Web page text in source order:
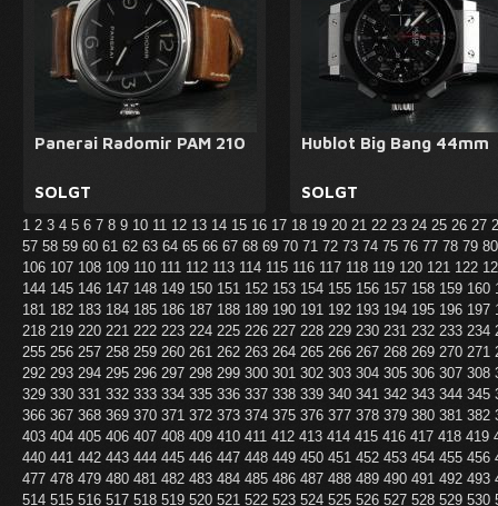
Panerai Radomir PAM 210
SOLGT
Hublot Big Bang 44mm
SOLGT
1 2 3 4 5 6 7 8 9 10 11 12 13 14 15 16 17 18 19 20 21 22 23 24 25 26 27
57 58 59 60 61 62 63 64 65 66 67 68 69 70 71 72 73 74 75 76 77 78 79
106 107 108 109 110 111 112 113 114 115 116 117 118 119 120 121 122
144 145 146 147 148 149 150 151 152 153 154 155 156 157 158 159 160
181 182 183 184 185 186 187 188 189 190 191 192 193 194 195 196 197
218 219 220 221 222 223 224 225 226 227 228 229 230 231 232 233 234
255 256 257 258 259 260 261 262 263 264 265 266 267 268 269 270 271
292 293 294 295 296 297 298 299 300 301 302 303 304 305 306 307 308
329 330 331 332 333 334 335 336 337 338 339 340 341 342 343 344 345
366 367 368 369 370 371 372 373 374 375 376 377 378 379 380 381 382
403 404 405 406 407 408 409 410 411 412 413 414 415 416 417 418 419
440 441 442 443 444 445 446 447 448 449 450 451 452 453 454 455 456
477 478 479 480 481 482 483 484 485 486 487 488 489 490 491 492 493
514 515 516 517 518 519 520 521 522 523 524 525 526 527 528 529 530